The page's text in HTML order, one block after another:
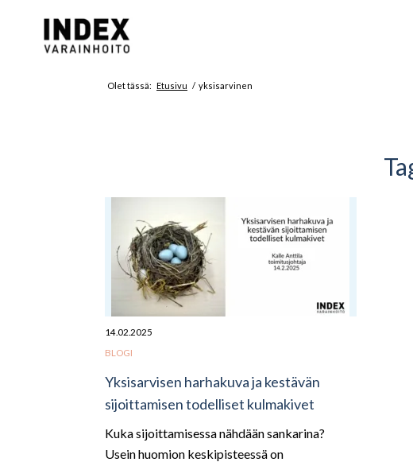
Olet tässä: Etusivu / yksisarvinen
14.02.2025
BLOGI
Yksisarvisen harhakuva ja kestävän
sijoittamisen todelliset kulmakivet
Kuka sijoittamisessa nähdään sankarina?
Usein huomion keskipisteessä on